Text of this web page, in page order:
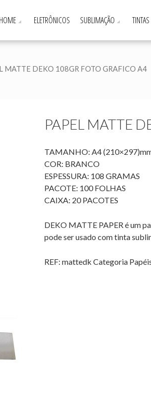
HOME ELETRÔNICOS SUBLIMAÇÃO TINTAS
MATTE DEKO 108GR FOTO GRAFICO A4
PAPEL MATTE
TAMANHO: A4
COR: BRANCO
ESPESSURA: 108 GRAMAS
PACOTE: 100 FOLHAS
CAIXA: 20 PACOTES
DEKO MATTE PAPER é um
pode ser usado com tinta
REF:mattedk Categoria